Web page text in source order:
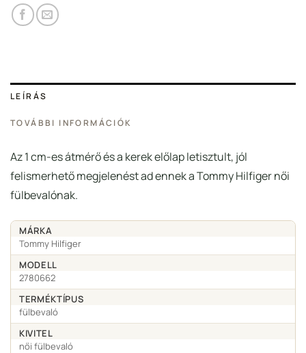
LEÍRÁS
TOVÁBBI INFORMÁCIÓK
Az 1 cm-es átmérő és a kerek előlap letisztult, jól
felismerhető megjelenést ad ennek a Tommy Hilfiger női
fülbevalónak.
MÁRKA
Tommy Hilfiger
MODELL
2780662
TERMÉKTÍPUS
fülbevaló
KIVITEL
női fülbevaló